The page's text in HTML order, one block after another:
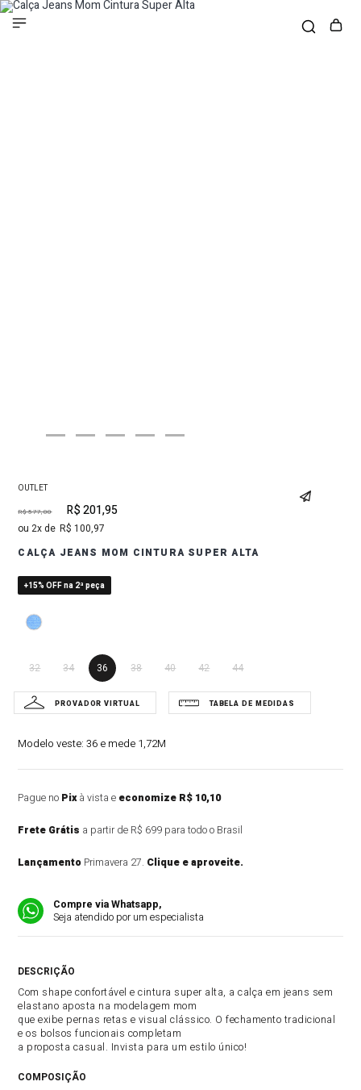
OUTLET
R$ 577,00 R$ 201,95
2 R$ 100,97
CALÇA JEANS MOM CINTURA SUPER ALTA
+15% OFF na 2ª peça
32 34 36 38 40 42 44
Modelo veste:36 e mede 1,72M
Pague no Pixà vista e economize R$ 10,10
Frete Grátis a partir de R$ 699 para todo o Brasil
Lançamento Primavera 27. Clique e aproveite.
Compre via Whatsapp,
Seja atendido por um especialista
Com shape confortável e cintura super alta, a calça em jeans sem
elastano aposta na modelagem mom
que exibe pernas retas e visual clássico. O fechamento tradicional
e os bolsos funcionais completam
a proposta casual. Invista para um estilo único!
COMPOSIÇÃO